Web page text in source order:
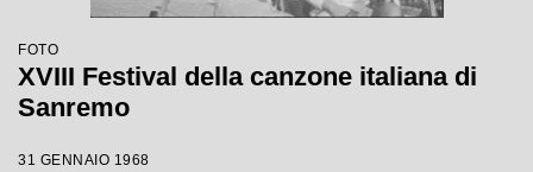
FOTO
XVIII Festival della canzone italiana di
Sanremo
31 GENNAIO 1968